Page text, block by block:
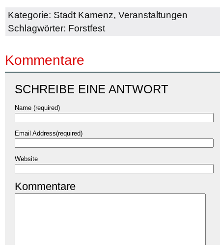
Kategorie: Stadt Kamenz, Veranstaltungen
Schlagwörter: Forstfest
Kommentare
SCHREIBE EINE ANTWORT
Name (required)
Email Address(required)
Website
Kommentare